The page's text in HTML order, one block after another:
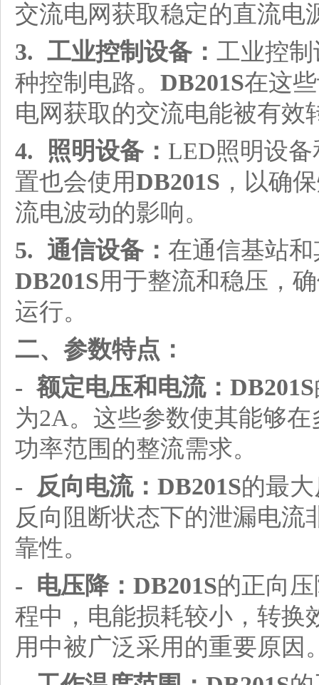
交流电网获取稳定的直流电
3. 工业控制设备： 工业控
种控制电路。 DB201S在这
电网获取的交流电能被有效
4. 照明设备： LED照明设
置也会使用DB201S ，以确
流电波动的影响。
5. 通信设备： 在通信基站
DB201S用于整流和稳压，
运行。
二、参数特点：
- 额定电压和电流： DB201S
为2A。这些参数使其能够
功率范围的整流需求。
- 反向电流： DB201S的最
反向阻断状态下的泄漏电流
靠性。
- 电压降： DB201S的正向
程中，电能损耗较小，转换
用中被广泛采用的重要原因